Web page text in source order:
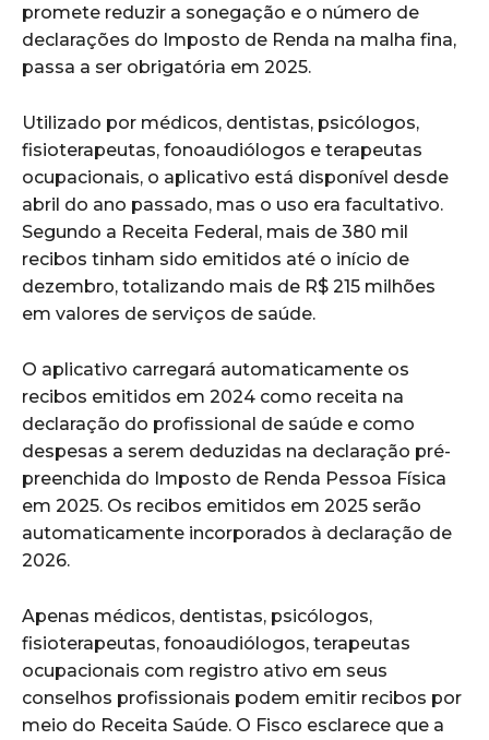
promete reduzir a sonegação e o número de
declarações do Imposto de Renda na malha fina,
passa a ser obrigatória em 2025.
Utilizado por médicos, dentistas, psicólogos,
fisioterapeutas, fonoaudiólogos e terapeutas
ocupacionais, o aplicativo está disponível desde
abril do ano passado, mas o uso era facultativo.
Segundo a Receita Federal, mais de 380 mil
recibos tinham sido emitidos até o início de
dezembro, totalizando mais de R$ 215 milhões
em valores de serviços de saúde.
O aplicativo carregará automaticamente os
recibos emitidos em 2024 como receita na
declaração do profissional de saúde e como
despesas a serem deduzidas na declaração pré-
preenchida do Imposto de Renda Pessoa Física
em 2025. Os recibos emitidos em 2025 serão
automaticamente incorporados à declaração de
2026.
Apenas médicos, dentistas, psicólogos,
fisioterapeutas, fonoaudiólogos, terapeutas
ocupacionais com registro ativo em seus
conselhos profissionais podem emitir recibos por
meio do Receita Saúde. O Fisco esclarece que a